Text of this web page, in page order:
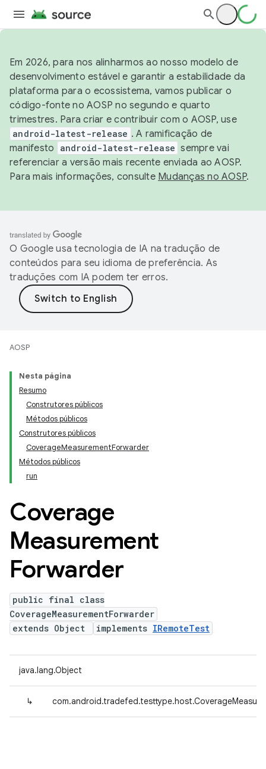
Em 2026, para nos alinharmos ao nosso modelo de
desenvolvimento estável e garantir a estabilidade da
plataforma para o ecossistema, vamos publicar o
código-fonte no AOSP no segundo e quarto
trimestres. Para criar e contribuir com o AOSP, use
android-latest-release . A ramificação de
manifesto
android-latest-release sempre vai
referenciar a versão mais recente enviada ao AOSP.
Para mais informações, consulte Mudanças no AOSP.
O Google usa tecnologia de IA na tradução de
conteúdos para seu idioma de preferência. As
traduções com IA podem ter erros.
AOSP
Nesta página
Resumo
Construtores públicos
Métodos públicos
Construtores públicos
CoverageMeasurementForwarder
Métodos públicos
run
Coverage
Measurement
Forwarder
public final class
CoverageMeasurementForwarder
extends Object
implements IRemoteTest
java.lang.Object
↳